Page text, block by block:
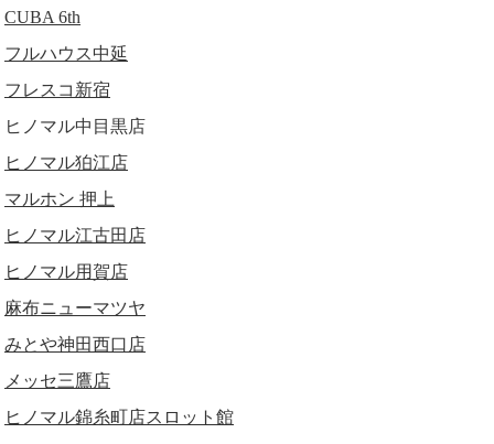
CUBA 6th
フルハウス中延
フレスコ新宿
ヒノマル中目黒店
ヒノマル狛江店
マルホン 押上
ヒノマル江古田店
ヒノマル用賀店
麻布ニューマツヤ
みとや神田西口店
メッセ三鷹店
ヒノマル錦糸町店スロット館